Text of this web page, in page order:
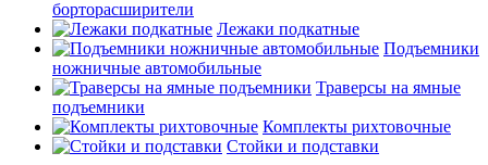
борторасширители
Лежаки подкатные
Подъемники
ножничные автомобильные
Траверсы на ямные
подъемники
Комплекты рихтовочные
Стойки и подставки